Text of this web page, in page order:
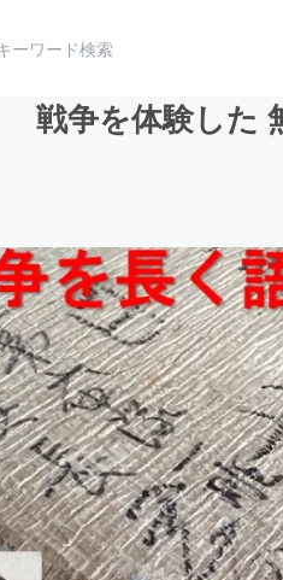
アート・写真
テクノロジー・ガジェット
映像・映画
ビジネス・起業
まちづくり・地域活性化
戦争を体験した